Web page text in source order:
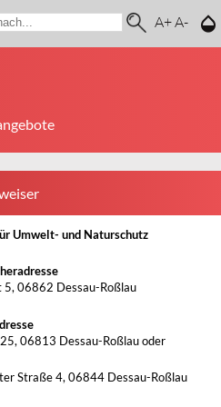
A+A-
Umwelt- und Naturschutz
5, 06862 Dessau-Roßlau
06813 Dessau-Roßlau oder
Straße 4, 06844 Dessau-Roßlau